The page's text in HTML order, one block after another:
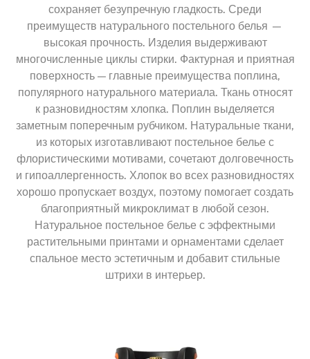
сохраняет безупречную гладкость. Среди
преимуществ натурального постельного белья —
высокая прочность. Изделия выдерживают
многочисленные циклы стирки. Фактурная и приятная
поверхность — главные преимущества поплина,
популярного натурального материала. Ткань относят
к разновидностям хлопка. Поплин выделяется
заметным поперечным рубчиком. Натуральные ткани,
из которых изготавливают постельное белье с
флористическими мотивами, сочетают долговечность
и гипоаллергенность. Хлопок во всех разновидностях
хорошо пропускает воздух, поэтому помогает создать
благоприятный микроклимат в любой сезон.
Натуральное постельное белье с эффектными
растительными принтами и орнаментами сделает
спальное место эстетичным и добавит стильные
штрихи в интерьер.